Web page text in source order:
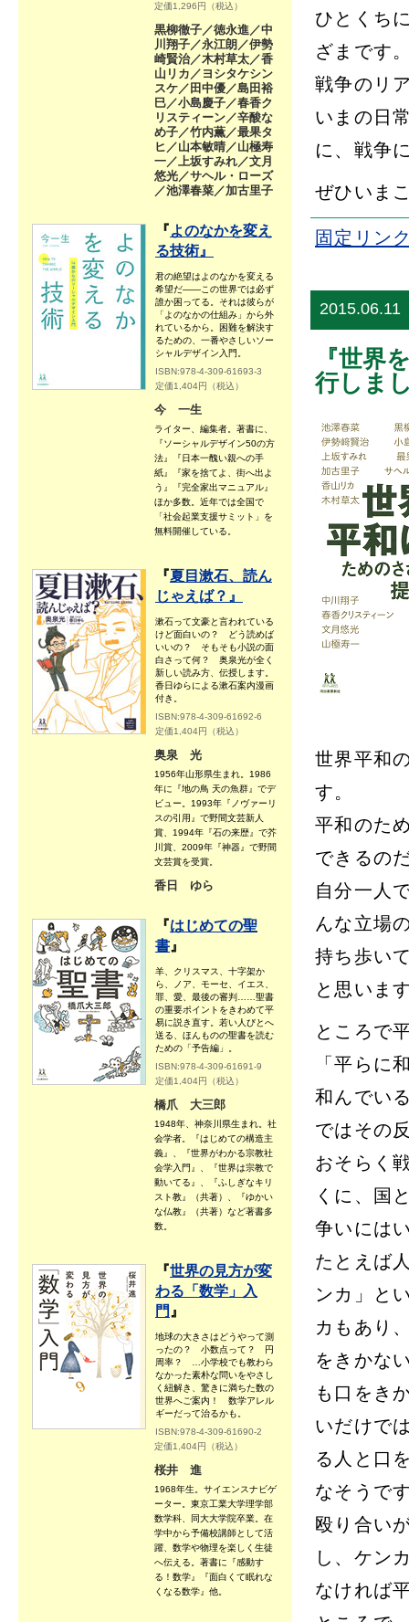
定価1,296円（税込）
黒柳徹子／徳永進／中
川翔子／永江朗／伊勢
崎賢治／木村草太／香
山リカ／ヨシタケシン
スケ／田中優／島田裕
巳／小島慶子／春香ク
リスティーン／辛酸な
め子／竹内薫／最果タ
ヒ／山本敏晴／山極寿
一／上坂すみれ／文月
悠光／サヘル・ローズ
／池澤春菜／加古里子
『よのなかを変え
る技術』
君の絶望はよのなかを変える
希望だ――この世界では必ず
誰か困ってる。それは彼らが
「よのなかの仕組み」から外
れているから。困難を解決す
るための、一番やさしいソー
シャルデザイン入門。
ISBN:978-4-309-61693-3
定価1,404円（税込）
今 一生
ライター、編集者。著書に、
『ソーシャルデザイン50の方
法』『日本一醜い親への手
紙』『家を捨てよ、街へ出よ
う』『完全家出マニュアル』
ほか多数。近年では全国で
「社会起業支援サミット」を
無料開催している。
『夏目漱石、読ん
じゃえば？』
漱石って文豪と言われている
けど面白いの？ どう読めば
いいの？ そもそも小説の面
白さって何？ 奥泉光が全く
新しい読み方、伝授します。
香日ゆらによる漱石案内漫画
付き。
ISBN:978-4-309-61692-6
定価1,404円（税込）
奥泉 光
1956年山形県生まれ。1986
年に『地の鳥 天の魚群』でデ
ビュー。1993年『ノヴァーリ
スの引用』で野間文芸新人
賞、1994年『石の来歴』で芥
川賞、2009年『神器』で野間
文芸賞を受賞。
香日 ゆら
『はじめての聖
書 』
羊、クリスマス、十字架か
ら、ノア、モーセ、イエス、
罪、愛、最後の審判……聖書
の重要ポイントをきわめて平
易に説き直す。若い人びとへ
送る、ほんものの聖書を読む
ための「予告編」。
ISBN:978-4-309-61691-9
定価1,404円（税込）
橋爪 大三郎
1948年、神奈川県生まれ。社
会学者。『はじめての構造主
義』、『世界がわかる宗教社
会学入門』、『世界は宗教で
動いてる』、『ふしぎなキリ
スト教』（共著）、『ゆかい
な仏教』（共著）など著書多
数。
『世界の見方が変
わる「数学」入
門 』
地球の大きさはどうやって測
ったの？ 小数点って？ 円
周率？ …小学校でも教わら
なかった素朴な問いをやさし
く紐解き、驚きに満ちた数の
世界へご案内！ 数学アレル
ギーだって治るかも。
ISBN:978-4-309-61690-2
定価1,404円（税込）
桜井 進
1968年生。サイエンスナビゲ
ーター。東京工業大学理学部
数学科、同大大学院卒業。在
学中から予備校講師として活
躍、数学や物理を楽しく生徒
へ伝える。著書に『感動す
る！数学』『面白くて眠れな
くなる数学』他。
ひとくち
ざまです
戦争のリ
いまの日
に、戦争
ぜひいま
固定リン
2015.06.11
『世界
行しま
世界平和
す。
平和のた
できるの
自分一人
んな立場
持ち歩い
と思いま
ところで
「平らに
和んでい
ではその
おそらく
くに、国
争いには
たとえば
ンカ」と
カもあり
をきかな
も口をき
いだけで
る人と口
なそうで
殴り合い
し、ケン
なければ